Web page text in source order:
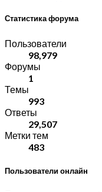
Статистика форума
Пользователи
98,979
Форумы
1
Темы
993
Ответы
29,507
Метки тем
483
Пользователи онлайн